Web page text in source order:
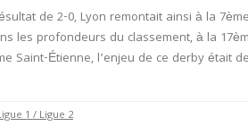
de 2-0, Lyon remontait ainsi à la 7ème
les profondeurs du classement, à la 17
Saint-Étienne, l’enjeu de ce derby était
1 / Ligue 2